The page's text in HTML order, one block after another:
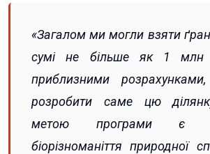
«Загалом ми могли взяти
сумі не більше як 1 млн
приблизними
розробити саме цю
метою програми є
біорізноманіття природної